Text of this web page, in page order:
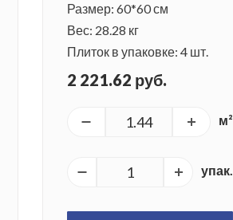
Размер: 60*60 см
Вес: 28.28 кг
Плиток в упаковке: 4 шт.
2 221.62 руб.
м²
упак.